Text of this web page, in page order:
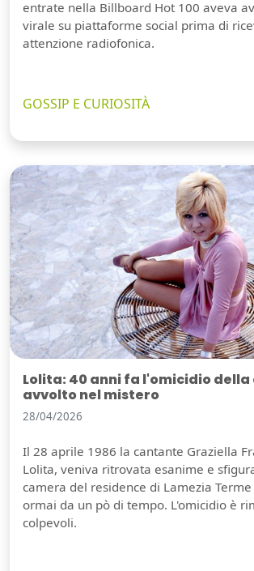
entrate nella Billboard Hot 100 aveva
virale su piattaforme social prima di
attenzione radiofonica.
GOSSIP E CURIOSITÀ
Lolita: 40 anni fa l'omicidio
avvolto nel mistero
28/04/2026
Il 28 aprile 1986 la cantante Graziella
Lolita, veniva ritrovata esanime e
camera del residence di Lamezia
ormai da un pò di tempo. L'omicidio è
colpevoli.